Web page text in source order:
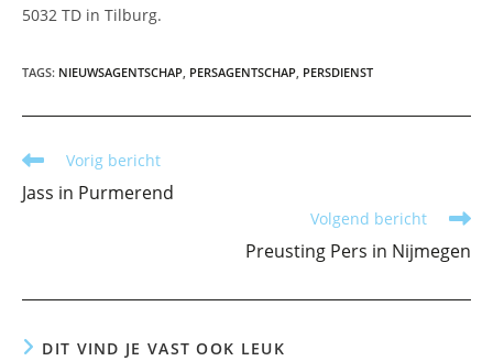
5032 TD in Tilburg.
TAGS: NIEUWSAGENTSCHAP, PERSAGENTSCHAP, PERSDIENST
Lees
artikelen
Vorig bericht
Jass in Purmerend
Volgend bericht
Preusting Pers in Nijmegen
DIT VIND JE VAST OOK LEUK